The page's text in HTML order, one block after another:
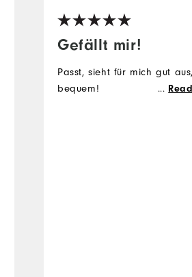
Gefällt mir!
Passt, sieht für mich gut
bequem!
...